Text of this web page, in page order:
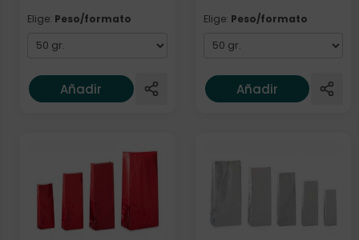
Elige: Peso/formato
Añadir
Elige: Peso/formato
Añadir
Elige: Peso/formato